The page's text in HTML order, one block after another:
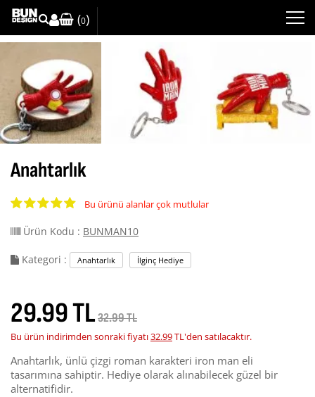
(0)
Anahtarlık
Bu ürünü alanlar çok mutlular
Ürün Kodu : BUNMAN10
Kategori : Anahtarlık İlginç Hediye
29.99 TL32.99 TL
Bu ürün indirimden sonraki fiyatı32.99TL'den satılacaktır.
Anahtarlık, ünlü çizgi roman karakteri iron man eli
tasarımına sahiptir. Hediye olarak alınabilecek güzel bir
alternatifidir.